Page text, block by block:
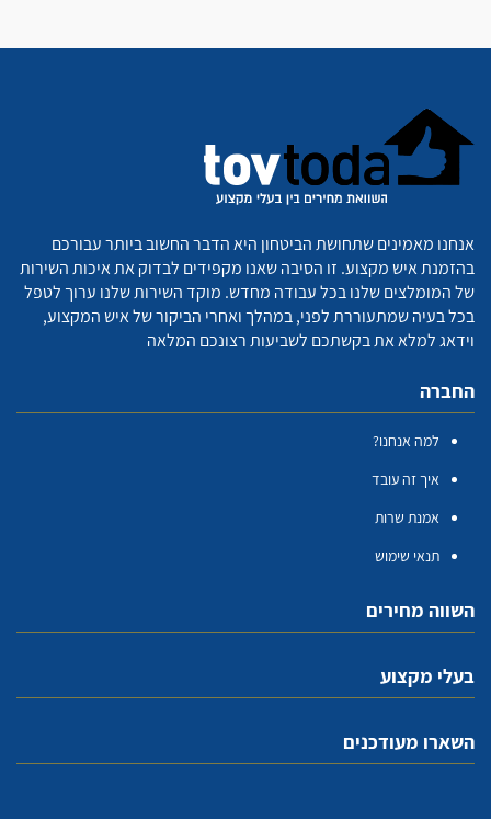
אנחנו מאמינים שתחושת הביטחון היא הדבר החשוב ביותר עבורכם
בהזמנת איש מקצוע. זו הסיבה שאנו מקפידים לבדוק את איכות השירות
של המומלצים שלנו בכל עבודה מחדש. מוקד השירות שלנו ערוך לטפל
בכל בעיה שמתעוררת לפני, במהלך ואחרי הביקור של איש המקצוע,
וידאג למלא את בקשתכם לשביעות רצונכם המלאה
החברה
למה אנחנו?
איך זה עובד
אמנת שרות
תנאי שימוש
השווה מחירים
בעלי מקצוע
השארו מעודכנים